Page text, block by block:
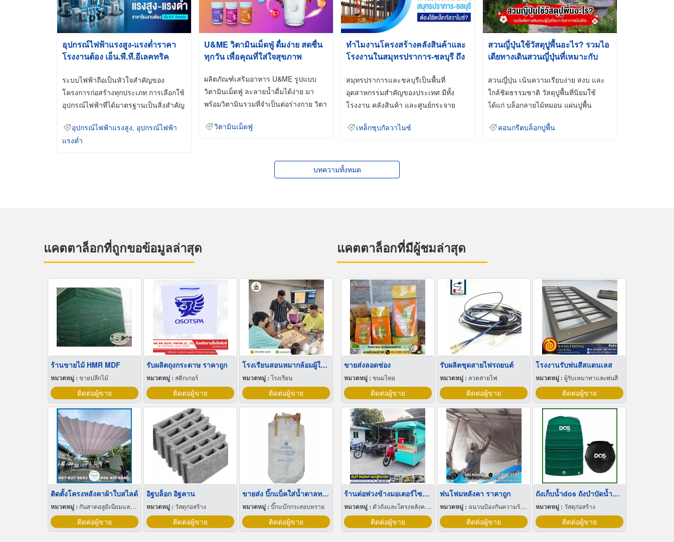
อุปกรณ์ไฟฟ้าแรงสูง-แรงต่ำราคา
โรงงานต้อง เอ็น.พี.ที.อีเลคทริค
ระบบไฟฟ้าถือเป็นหัวใจสำคัญของ
โครงการก่อสร้างทุกประเภท การเลือกใช้
อุปกรณ์ไฟฟ้าที่ได้มาตรฐานเป็นสิ่งสำคัญ
อุปกรณ์ไฟฟ้าแรงสูง
อุปกรณ์ไฟฟ้า
แรงต่ำ
U&ME วิตามินเม็ดฟู่ ดื่มง่าย สดชื่น
ทุกวัน เพื่อคุณที่ใส่ใจสุขภาพ
ผลิตภัณฑ์เสริมอาหาร U&ME รูปแบบ
วิตามินเม็ดฟู่ ละลายน้ำดื่มได้ง่าย มา
พร้อมวิตามินรวมที่จำเป็นต่อร่างกาย วิตา
วิตามินเม็ดฟู่
ทำไมงานโครงสร้างคลังสินค้าและ
โรงงานในสมุทรปราการ-ชลบุรี ถึง
Galvanized)
สมุทรปราการและชลบุรีเป็นพื้นที่
อุตสาหกรรมสำคัญของประเทศ มีทั้ง
โรงงาน คลังสินค้า และศูนย์กระจาย
เหล็กชุบกัลวาไนซ์
สวนญี่ปุ่นใช้วัสดุปูพื้นอะไร? รวมไอ
เดียทางเดินสวนญี่ปุ่นที่เหมาะกับ
สวนญี่ปุ่น เน้นความเรียบง่าย สงบ และ
ใกล้ชิดธรรมชาติ วัสดุปูพื้นที่นิยมใช้
ได้แก่ บล็อกลายไม้หมอน แผ่นปูพื้น
คอนกรีตบล็อกปูพื้น
บทความทั้งหมด
แคตตาล็อกที่ถูกขอข้อมูลล่าสุด
ร้านขายไม้ HMR MDF
หมวดหมู่ : ขายปลีกไม้
ติดต่อผู้ขาย
รับผลิตถุงกระดาษ ราคาถูก
หมวดหมู่ : สติกเกอร์
ติดต่อผู้ขาย
โรงเรียนสอนหมากล้อมผู้ใหญ่
หมวดหมู่ :โรงเรียน
ติดต่อผู้ขาย
ติดตั้งโครงหลังคาผ้าใบสไลด์
หมวดหมู่ : กันสาดอลูมิเนียมและผ้าใบ
ติดต่อผู้ขาย
อิฐบล็อก อิฐคาน
หมวดหมู่ : วัสดุก่อสร้าง
ติดต่อผู้ขาย
ขายส่ง บิ๊กแบ็คใส่น้ำตาลทราย สมุทรปราการ
หมวดหมู่ :บิ๊กแบ๊กกระสอบทราย
ติดต่อผู้ขาย
แคตตาล็อกที่มีผู้ชมล่าสุด
ขายส่งลอดช่อง
หมวดหมู่ : ขนมไทย
ติดต่อผู้ขาย
รับผลิตชุดสายไฟรถยนต์
หมวดหมู่ : ลวดสายไฟ
ติดต่อผู้ขาย
โรงงานรับพ่นสีสแตนเลส
หมวดหมู่ :ผู้รับเหมาทาและพ่นสี
ติดต่อผู้ขาย
ร้านต่อพ่วงข้างมอเตอร์ไซค์ นนทบุรี
หมวดหมู่ : ตัวถังและโครงหลังคาสำหรับรถบรรทุกและรถกระบะ
ติดต่อผู้ขาย
พ่นโฟมหลังคา ราคาถูก
หมวดหมู่ : ฉนวนป้องกันความร้อนและความเย็น
ติดต่อผู้ขาย
ถังเก็บน้ำdos ถังบำบัดน้ำดอส สมุทรปราการ
หมวดหมู่ :วัสดุก่อสร้าง
ติดต่อผู้ขาย